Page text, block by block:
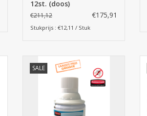
12st. (doos)
€211,12 €175,91
Stukprijs : €12,11 / Stuk
SALE
Swak natural insecticide aerosol,
middel voor bestrijding en
verjagen van vliegen, muggen,
fruitvliegjes, stalvliegen ... voor
horeca, voedingsindustrie.